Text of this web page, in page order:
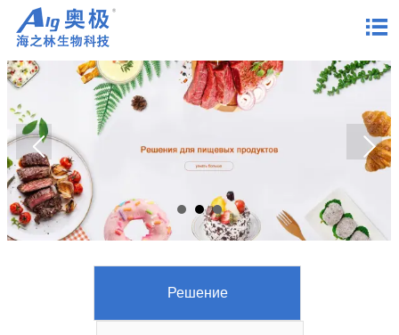

Решение